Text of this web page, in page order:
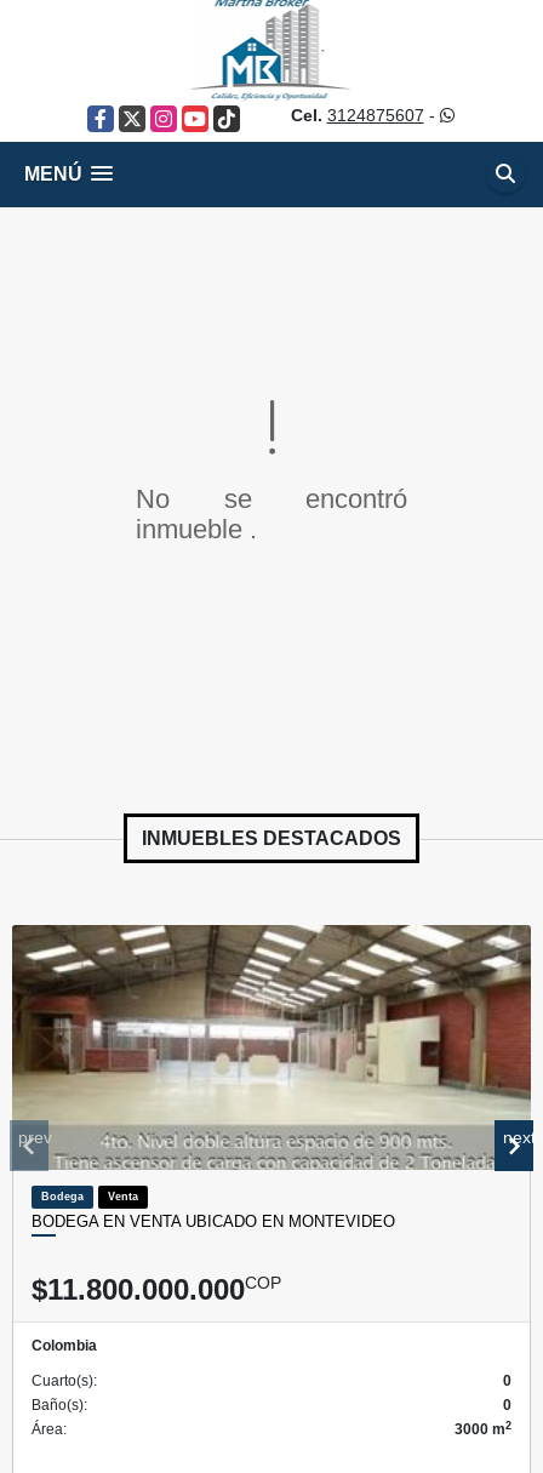
Facebook
X Instagram
YouTube
TikTok Cel. 3124875607 -
MENÚ
No se encontró
inmueble .
INMUEBLES DESTACADOS
Bodega Venta
BODEGA EN VENTA UBICADO EN MONTEVIDEO
$11.800.000.000COP
Colombia
Cuarto(s):
0
Baño(s):
0
Área:
3000 m2
prev next